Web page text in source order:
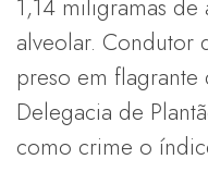
1,14 miligramas
alveolar. Condutor
preso em
Delegacia de
como crime o